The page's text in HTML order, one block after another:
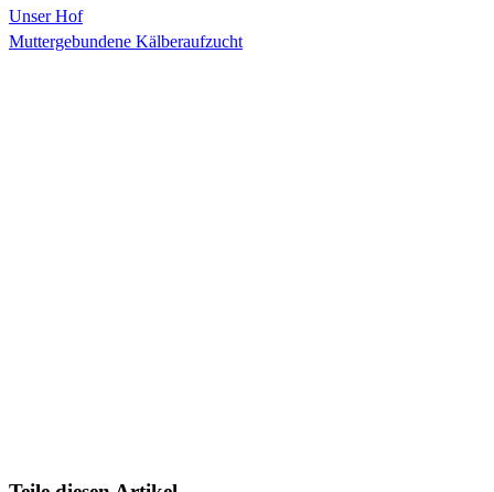
Unser Hof
Muttergebundene Kälberaufzucht